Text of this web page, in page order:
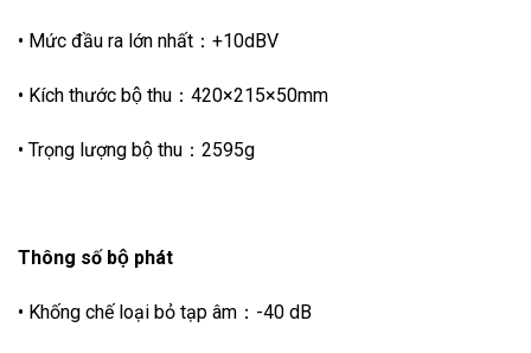
• Mức đầu ra lớn nhất：+10dBV
• Kích thước bộ thu：420×215×50mm
• Trọng lượng bộ thu：2595g
Thông số bộ phát
• Khống chế loại bỏ tạp âm：-40 dB